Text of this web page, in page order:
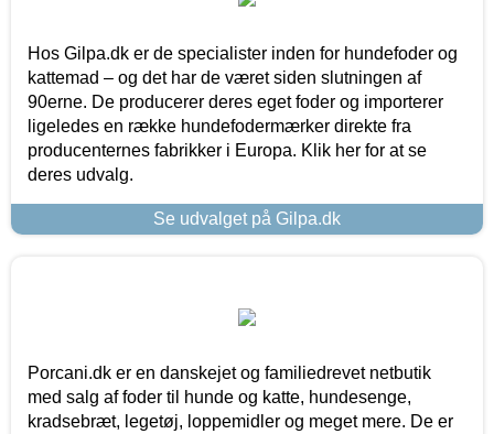
Hos Gilpa.dk er de specialister inden for hundefoder og
kattemad – og det har de været siden slutningen af
90erne. De producerer deres eget foder og importerer
ligeledes en række hundefodermærker direkte fra
producenternes fabrikker i Europa. Klik her for at se
deres udvalg.
Se udvalget på Gilpa.dk
Porcani.dk er en danskejet og familiedrevet netbutik
med salg af foder til hunde og katte, hundesenge,
kradsebræt, legetøj, loppemidler og meget mere. De er